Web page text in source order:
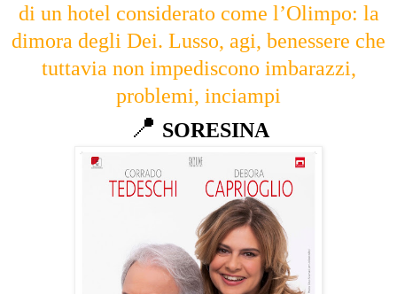
di un hotel considerato come l’Olimpo: la
dimora degli Dei. Lusso, agi, benessere che
tuttavia non impediscono imbarazzi,
problemi, inciampi
📍 SORESINA